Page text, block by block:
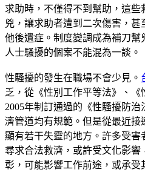
求助時，不僅得不到幫助，這
兇，讓求助者遭到二次傷害，
他後遺症。制度變調成為補刀
人士騷擾的個案不能混為一談。
性騷擾的發生在職場不會少見。
乏，從《性別工作平等法》、
2005年制訂通過的《性騷擾防
濟管道均有規範。但是從最近
顯有若干失靈的地方。許多受
尋求合法救濟，或許受文化影
彰，可能影響工作前途，或承受